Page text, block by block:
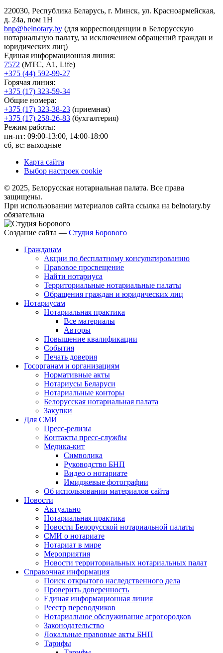
220030, Республика Беларусь, г. Минск, ул. Красноармейская,
д. 24а, пом 1Н
bnp@belnotary.by (для корреспонденции в Белорусскую
нотариальную палату, за исключением обращений граждан и
юридических лиц)
Единая информационная линия:
7572 (МТС, A1, Life)
+375 (44) 592-99-27
Горячая линия:
+375 (17) 323-59-34
Общие номера:
+375 (17) 323-38-23 (приемная)
+375 (17) 258-26-83 (бухгалтерия)
Режим работы:
пн-пт: 09:00-13:00, 14:00-18:00
сб, вс: выходные
Карта сайта
Выбор настроек cookie
© 2025, Белорусская нотариальная палата. Все права
защищены.
При использовании материалов сайта ссылка на belnotary.by
обязательна
Создание сайта — Студия Борового
Гражданам
Акции по бесплатному консультированию
Правовое просвещение
Найти нотариуса
Территориальные нотариальные палаты
Обращения граждан и юридических лиц
Нотариусам
Нотариальная практика
Все материалы
Авторы
Повышение квалификации
События
Печать доверия
Госорганам и организациям
Нормативные акты
Нотариусы Беларуси
Нотариальные конторы
Белорусская нотариальная палата
Закупки
Для СМИ
Пресс-релизы
Контакты пресс-службы
Медика-кит
Символика
Руководство БНП
Видео о нотариате
Имиджевые фотографии
Об использовании материалов сайта
Новости
Актуально
Нотариальная практика
Новости Белорусской нотариальной палаты
СМИ о нотариате
Нотариат в мире
Мероприятия
Новости территориальных нотариальных палат
Справочная информация
Поиск открытого наследственного дела
Проверить доверенность
Единая информационная линия
Реестр переводчиков
Нотариальное обслуживание агрогородков
Законодательство
Локальные правовые акты БНП
Тарифы